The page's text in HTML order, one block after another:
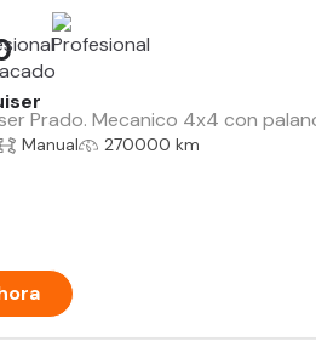
Prado. Mecanico 4x4 con
Manual 270000 km